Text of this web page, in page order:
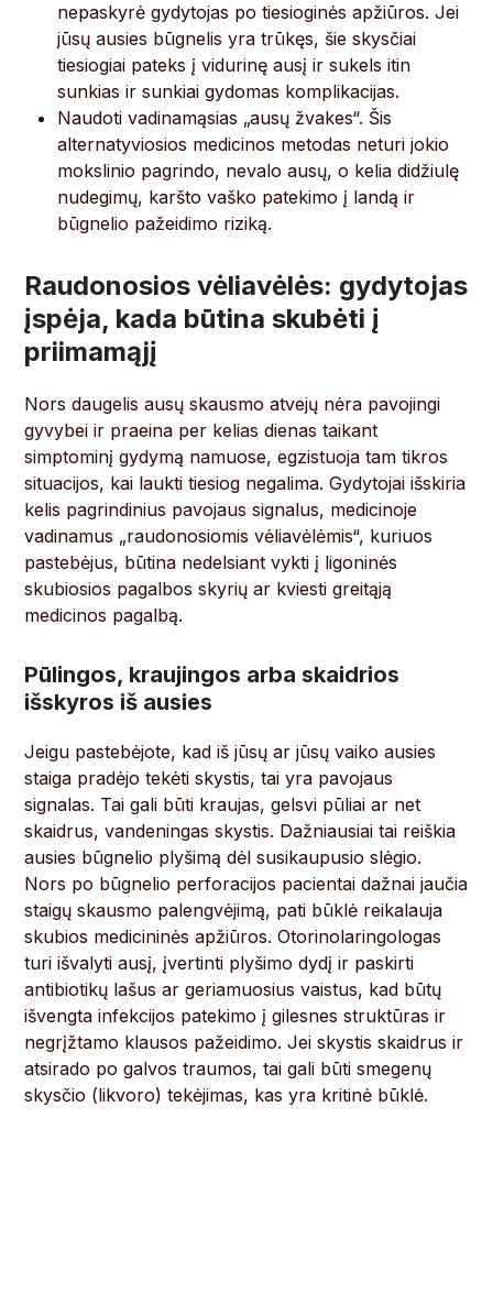
nepaskyrė gydytojas po tiesioginės apžiūros. Jei
jūsų ausies būgnelis yra trūkęs, šie skysčiai
tiesiogiai pateks į vidurinę ausį ir sukels itin
sunkias ir sunkiai gydomas komplikacijas.
Naudoti vadinamąsias „ausų žvakes“. Šis
alternatyviosios medicinos metodas neturi jokio
mokslinio pagrindo, nevalo ausų, o kelia didžiulę
nudegimų, karšto vaško patekimo į landą ir
būgnelio pažeidimo riziką.
Raudonosios vėliavėlės: gydytojas
įspėja, kada būtina skubėti į
priimamąjį
Nors daugelis ausų skausmo atvejų nėra pavojingi
gyvybei ir praeina per kelias dienas taikant
simptominį gydymą namuose, egzistuoja tam tikros
situacijos, kai laukti tiesiog negalima. Gydytojai išskiria
kelis pagrindinius pavojaus signalus, medicinoje
vadinamus „raudonosiomis vėliavėlėmis“, kuriuos
pastebėjus, būtina nedelsiant vykti į ligoninės
skubiosios pagalbos skyrių ar kviesti greitąją
medicinos pagalbą.
Pūlingos, kraujingos arba skaidrios
išskyros iš ausies
Jeigu pastebėjote, kad iš jūsų ar jūsų vaiko ausies
staiga pradėjo tekėti skystis, tai yra pavojaus
signalas. Tai gali būti kraujas, gelsvi pūliai ar net
skaidrus, vandeningas skystis. Dažniausiai tai reiškia
ausies būgnelio plyšimą dėl susikaupusio slėgio.
Nors po būgnelio perforacijos pacientai dažnai jaučia
staigų skausmo palengvėjimą, pati būklė reikalauja
skubios medicininės apžiūros. Otorinolaringologas
turi išvalyti ausį, įvertinti plyšimo dydį ir paskirti
antibiotikų lašus ar geriamuosius vaistus, kad būtų
išvengta infekcijos patekimo į gilesnes struktūras ir
negrįžtamo klausos pažeidimo. Jei skystis skaidrus ir
atsirado po galvos traumos, tai gali būti smegenų
skysčio (likvoro) tekėjimas, kas yra kritinė būklė.